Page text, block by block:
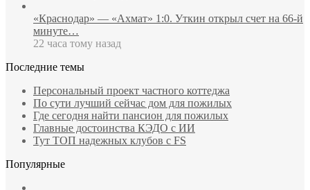
«Краснодар» — «Ахмат» 1:0. Уткин открыл счет на 66‑й
минуте…
22 часа тому назад
Последние темы
Персональный проект частного коттеджа
По сути лучший сейчас дом для пожилых
Где сегодня найти пансион для пожилых
Главные достоинства КЭДО с ИИ
Тут ТОП надежных клубов с FS
Популярные